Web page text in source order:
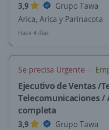
3,9
Grupo Tawa
Arica, Arica y Parinacota
Hace 4 días
Se precisa Urgente
Ejecutivo de Ventas /
Telecomunicaciones /
completa
3,9
Grupo Tawa